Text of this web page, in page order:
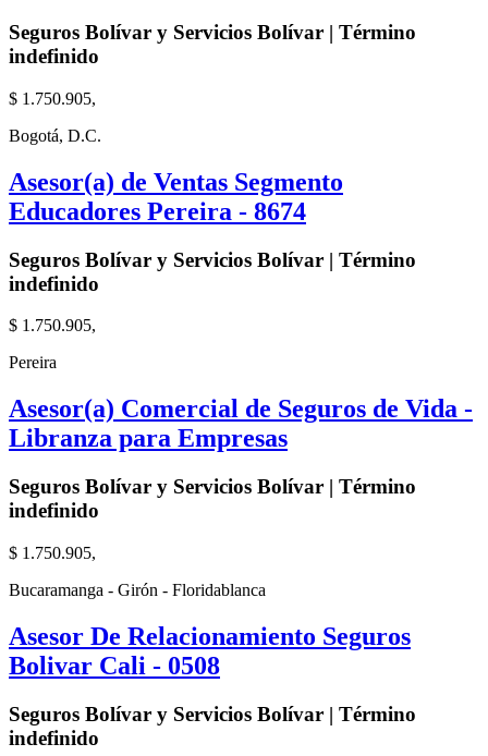
Seguros Bolívar y Servicios Bolívar | Término
indefinido
$ 1.750.905,
Bogotá, D.C.
Asesor(a) de Ventas Segmento
Educadores Pereira - 8674
Seguros Bolívar y Servicios Bolívar | Término
indefinido
$ 1.750.905,
Pereira
Asesor(a) Comercial de Seguros de Vida -
Libranza para Empresas
Seguros Bolívar y Servicios Bolívar | Término
indefinido
$ 1.750.905,
Bucaramanga - Girón - Floridablanca
Asesor De Relacionamiento Seguros
Bolivar Cali - 0508
Seguros Bolívar y Servicios Bolívar | Término
indefinido